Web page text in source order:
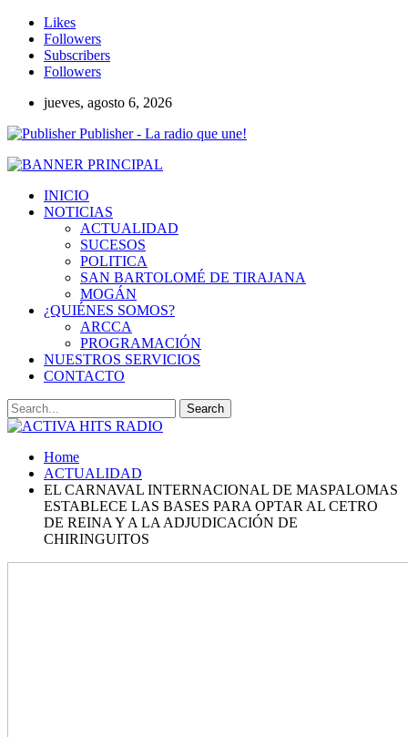
Likes
Followers
Subscribers
Followers
jueves, agosto 6, 2026
Publisher - La radio que une!
INICIO
NOTICIAS
ACTUALIDAD
SUCESOS
POLITICA
SAN BARTOLOMÉ DE TIRAJANA
MOGÁN
¿QUIÉNES SOMOS?
ARCCA
PROGRAMACIÓN
NUESTROS SERVICIOS
CONTACTO
Home
ACTUALIDAD
EL CARNAVAL INTERNACIONAL DE MASPALOMAS
ESTABLECE LAS BASES PARA OPTAR AL CETRO
DE REINA Y A LA ADJUDICACIÓN DE
CHIRINGUITOS